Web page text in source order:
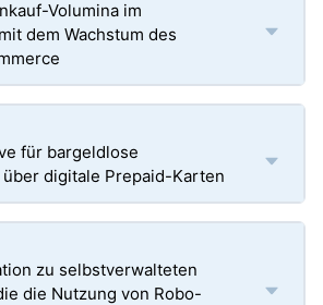
Volumina im
dem Wachstum des
für bargeldlose
digitale Prepaid-Karten
zu selbstverwalteten
die Nutzung von Robo-